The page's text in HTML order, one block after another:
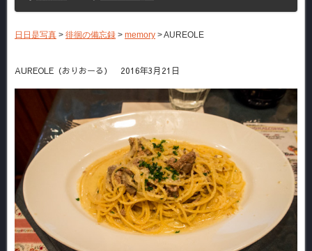
日日是写真 > 徘徊の備忘録 > memory >AUREOLE
AUREOLE（おりおーる） 2016年3月21日